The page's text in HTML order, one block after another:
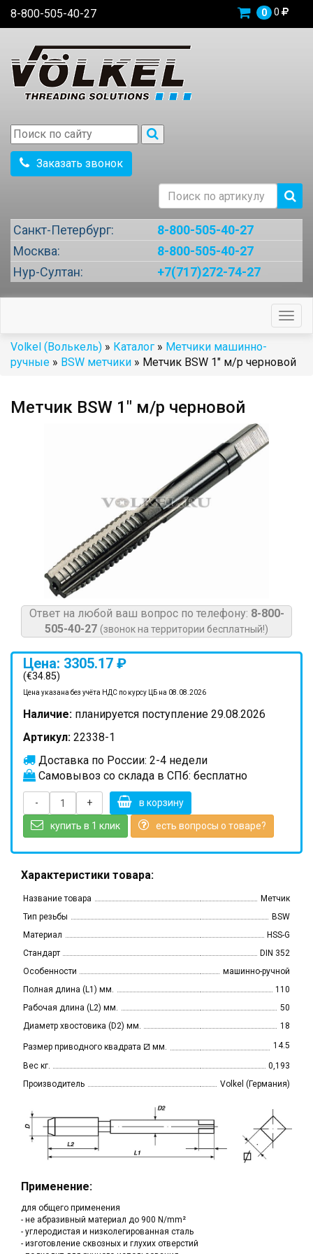
8-800-505-40-27 0 0
Заказать звонок
Санкт-Петербург:
8-800-505-40-27
Москва:
8-800-505-40-27
Нур-Султан:
+7(717)272-74-27
Volkel (Волькель) » Каталог » Метчики машинно-
ручные » BSW метчики » Метчик BSW 1" м/р черновой
Метчик BSW 1" м/р черновой
Ответ на любой ваш вопрос по телефону: 8-800-
505-40-27 (звонок на территории бесплатный!)
Цена: 3305.17 ₽
(€34.85)
Цена указана без учёта НДС по курсу ЦБ на 08.08.2026
Наличие: планируется поступление 29.08.2026
Артикул: 22338-1
Доставка по России: 2-4 недели
Самовывоз со склада в СПб: бесплатно
- + в корзину
купить в 1 клик есть вопросы о товаре?
Характеристики товара:
Название товара
Метчик
Тип резьбы
BSW
Материал
HSS-G
Стандарт
DIN 352
Особенности
машинно-ручной
Полная длина (L1) мм.
110
Рабочая длина (L2) мм.
50
Диаметр хвостовика (D2) мм.
18
Размер приводного квадрата ⧄ мм. 14.5
Вес кг.
0,193
Производитель
Volkel (Германия)
Применение:
для общего применения
- не абразивный материал до 900 N/mm²
- углеродистая и низколегированная сталь
- изготовление сквозных и глухих отверстий